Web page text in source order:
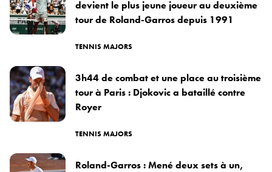
devient le plus jeune joueur au deuxième
tour de Roland-Garros depuis 1991
TENNIS MAJORS
3h44 de combat et une place au troisième
tour à Paris : Djokovic a bataillé contre
Royer
TENNIS MAJORS
Roland-Garros : Mené deux sets à un,